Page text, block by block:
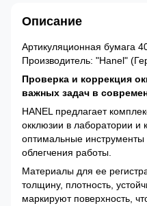
Описание
Артикуляционная бумага
Производитель: "Hanel"
Проверка и коррекция
важных задач в
HANEL предлагает
окклюзии в лаборатории и
оптимальные инструменты
облегчения работы.
Материалы для ее
толщину, плотность,
маркируют поверхность,